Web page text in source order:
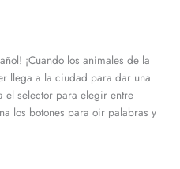
¡Cuando los animales de la
llega a la ciudad para dar una
el selector para elegir entre
los botones para oir palabras y